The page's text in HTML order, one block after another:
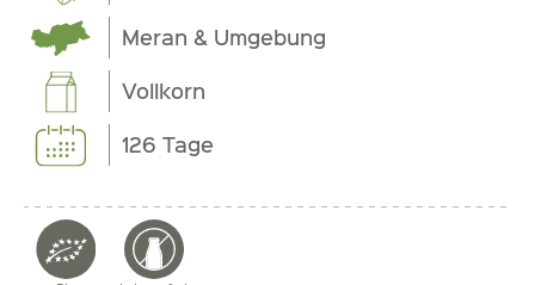
Meran & Umgebung
Vollkorn
126 Tage